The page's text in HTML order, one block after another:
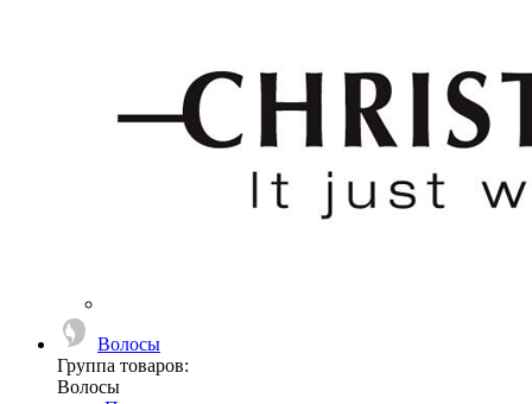
Волосы
Группа товаров:
Волосы